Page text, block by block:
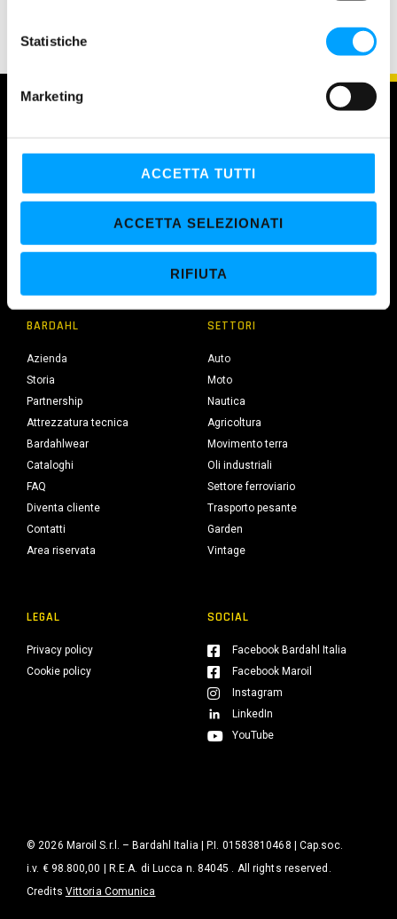
Statistiche
Marketing
ACCETTA TUTTI
ACCETTA SELEZIONATI
RIFIUTA
BARDAHL
Azienda
Storia
Partnership
Attrezzatura tecnica
Bardahlwear
Cataloghi
FAQ
Diventa cliente
Contatti
Area riservata
SETTORI
Auto
Moto
Nautica
Agricoltura
Movimento terra
Oli industriali
Settore ferroviario
Trasporto pesante
Garden
Vintage
LEGAL
Privacy policy
Cookie policy
SOCIAL
Facebook Bardahl Italia
Facebook Maroil
Instagram
LinkedIn
YouTube
© 2026 Maroil S.r.l. – Bardahl Italia | P.I. 01583810468 | Cap.soc.
i.v. € 98.800,00 | R.E.A. di Lucca n. 84045 . All rights reserved.
Credits Vittoria Comunica